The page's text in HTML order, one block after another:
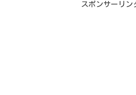
スポンサーリン